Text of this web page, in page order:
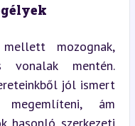
mozognak,
vonalak mentén.
jól ismert
megemlíteni, ám